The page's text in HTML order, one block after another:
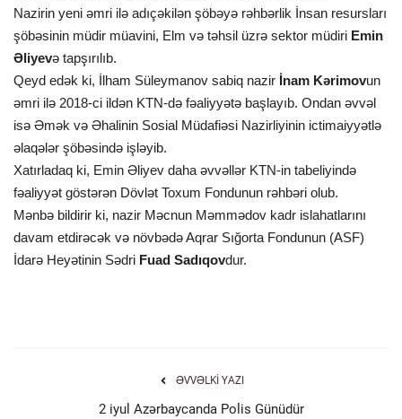
Nazirin yeni əmri ilə adıçəkilən şöbəyə rəhbərlik İnsan resursları
şöbəsinin müdir müavini, Elm və təhsil üzrə sektor müdiri Emin
Əliyevə tapşırılıb.
Qeyd edək ki, İlham Süleymanov sabiq nazir İnam Kərimovun
əmri ilə 2018-ci ildən KTN-də fəaliyyətə başlayıb. Ondan əvvəl
isə Əmək və Əhalinin Sosial Müdafiəsi Nazirliyinin ictimaiyyətlə
əlaqələr şöbəsində işləyib.
Xatırladaq ki, Emin Əliyev daha əvvəllər KTN-in tabeliyində
fəaliyyət göstərən Dövlət Toxum Fondunun rəhbəri olub.
Mənbə bildirir ki, nazir Məcnun Məmmədov kadr islahatlarını
davam etdirəcək və növbədə Aqrar Sığorta Fondunun (ASF)
İdarə Heyətinin Sədri Fuad Sadıqovdur.
ƏVVƏLKI YAZI
2 iyul Azərbaycanda Polis Günüdür